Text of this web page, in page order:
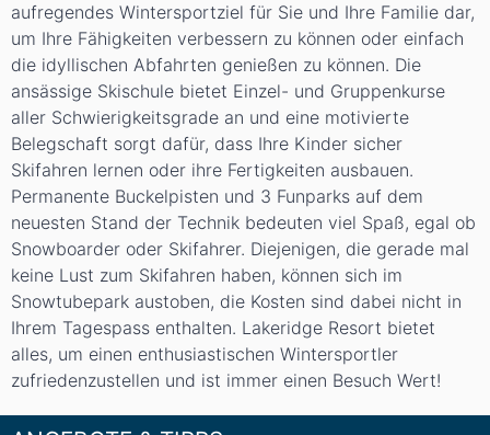
aufregendes Wintersportziel für Sie und Ihre Familie dar,
um Ihre Fähigkeiten verbessern zu können oder einfach
die idyllischen Abfahrten genießen zu können. Die
ansässige Skischule bietet Einzel- und Gruppenkurse
aller Schwierigkeitsgrade an und eine motivierte
Belegschaft sorgt dafür, dass Ihre Kinder sicher
Skifahren lernen oder ihre Fertigkeiten ausbauen.
Permanente Buckelpisten und 3 Funparks auf dem
neuesten Stand der Technik bedeuten viel Spaß, egal ob
Snowboarder oder Skifahrer. Diejenigen, die gerade mal
keine Lust zum Skifahren haben, können sich im
Snowtubepark austoben, die Kosten sind dabei nicht in
Ihrem Tagespass enthalten. Lakeridge Resort bietet
alles, um einen enthusiastischen Wintersportler
zufriedenzustellen und ist immer einen Besuch Wert!